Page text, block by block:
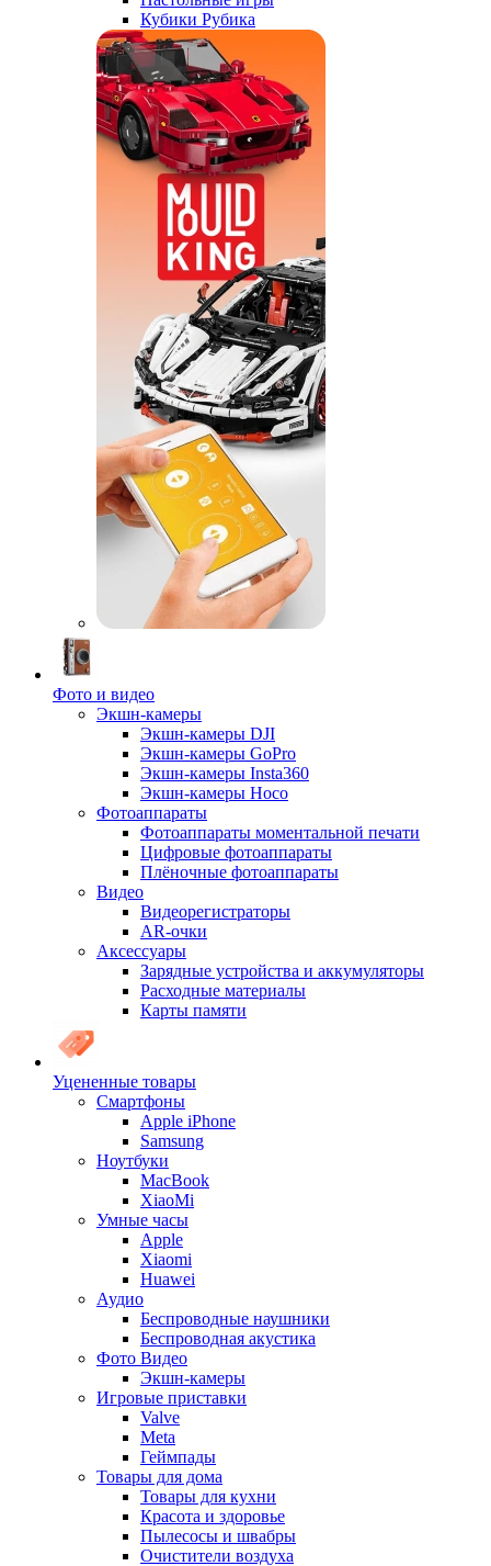
Кубики Рубика
Фото и видео
Экшн-камеры
Экшн-камеры DJI
Экшн-камеры GoPro
Экшн-камеры Insta360
Экшн-камеры Hoco
Фотоаппараты
Фотоаппараты моментальной печати
Цифровые фотоаппараты
Плёночные фотоаппараты
Видео
Видеорегистраторы
AR-очки
Аксессуары
Зарядные устройства и аккумуляторы
Расходные материалы
Карты памяти
Уцененные товары
Cмартфоны
Apple iPhone
Samsung
Ноутбуки
MacBook
XiaoMi
Умные часы
Apple
Xiaomi
Huawei
Аудио
Беспроводные наушники
Беспроводная акустика
Фото Видео
Экшн-камеры
Игровые приставки
Valve
Meta
Геймпады
Товары для дома
Товары для кухни
Красота и здоровье
Пылесосы и швабры
Очистители воздуха